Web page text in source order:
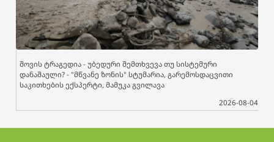
შოვის ტრაგედია - უბედური შემთხვევა თუ სისტემური
დანაშაული? - "მწვანე ზონის" სტუმარია, გარემოსდაცვითი
საკითხების ექსპერტი, მამუკა გვილავა
2026-08-04